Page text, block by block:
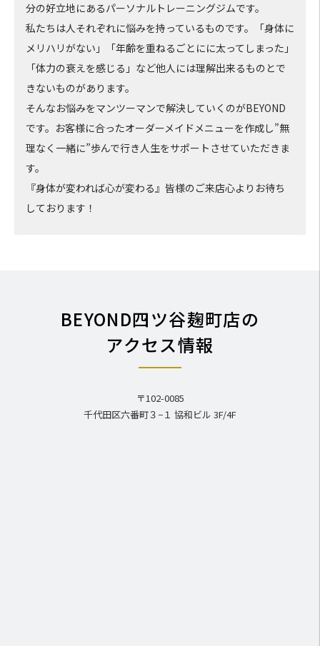
がありましたが、四谷店に通い始めてから身体が目に見えて変化
し、自分で行うトレーニングのレベルも上がっていると感じてい
ます。これからもよろしくお願いします！
分の好立地にあるパーソナルトレーニングジムです。
私たちは人それぞれに悩みを持っているものです。「身体に
メリハリがない」「年齢を重ねるごとにに太ってしまった」
「体力の衰えを感じる」など他人には理解出来るものとで
きないものがあります。
そんなお悩みをマンツーマンで解決していくのがBEYOND
です。お客様に合ったオーダーメイドメニューを作成し”無
理なく一緒に”歩んで行き人生をサポートさせていただきま
す。
『身体が変われば心が変わる』皆様のご来店心よりお待ち
しております！
BEYOND四ツ谷麹町店の
アクセス情報
〒102-0085
千代田区六番町３−１ 協和ビル 3F/4F